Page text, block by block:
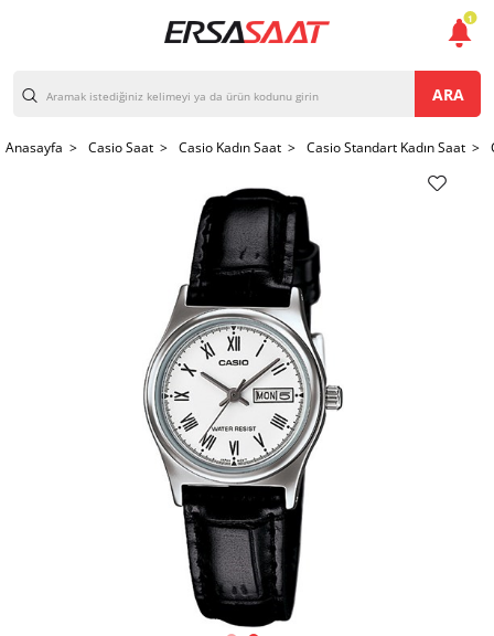
ARA
Anasayfa > Casio Saat > Casio Kadın Saat > Casio Standart Kadın Saat >
1